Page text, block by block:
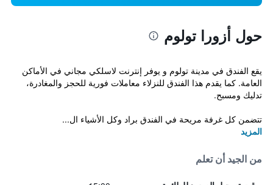
حول أزورا تولوم
يقع الفندق في مدينة تولوم و يوفر إنترنت لاسلكي مجاني في الأماكن
العامة. كما يقدم هذا الفندق للنزلاء معاملات فورية للحجز والمغادرة،
تدليك ومسبح.
تتضمن كل غرفة مريحة في الفندق براد وكل الأشياء ال...
المزيد
من الجيد أن تعلم